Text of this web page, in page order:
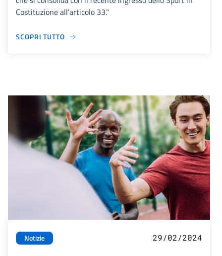
Costituzione all’articolo 33."
SCOPRI TUTTO
Notizie 29/02/2024